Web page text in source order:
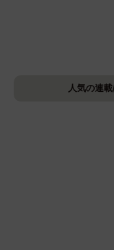
人気の連